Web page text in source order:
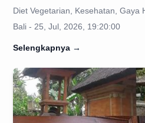
Diet Vegetarian, Kesehatan, Gaya
Bali - 25, Jul, 2026, 19:20:00
Selengkapnya →